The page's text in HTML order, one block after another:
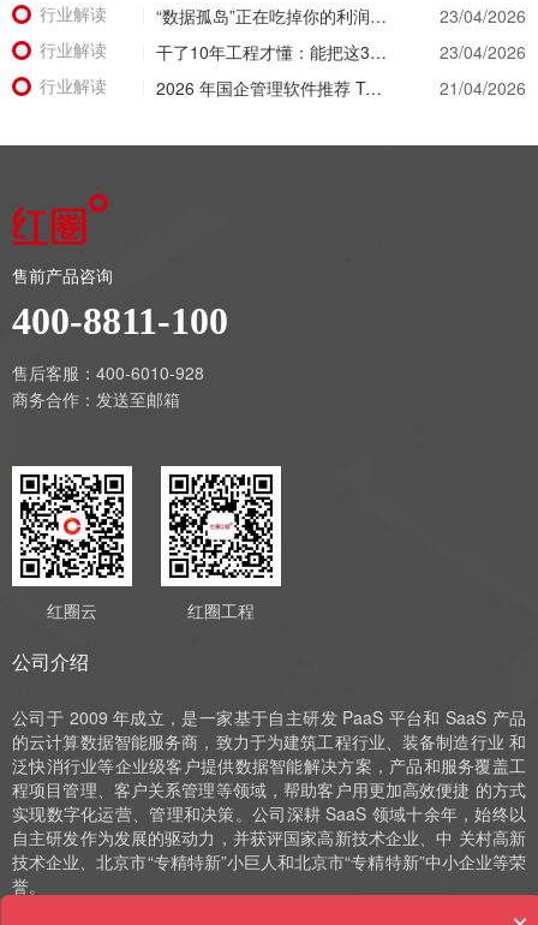
行业解读
“数据孤岛”正在吃掉你的利润！2026建筑公司项目管理软件破局之道
23/04/2026
行业解读
干了10年工程才懂：能把这3个数据管明白的工程项目管理软件，才是真神器!
23/04/2026
行业解读
2026 年国企管理软件推荐 Top 5 盘点：核心功能与适用场景深度解析 21/04/2026
售前产品咨询
400-8811-100
售后客服：400-6010-928
商务合作： 发送至邮箱
红圈云 红圈工程
公司介绍
公司于 2009 年成立，是一家基于自主研发 PaaS 平台和 SaaS 产品
的云计算数据智能服务商，致力于为建筑工程行业、装备制造行业 和
泛快消行业等企业级客户提供数据智能解决方案，产品和服务覆盖工
程项目管理、客户关系管理等领域，帮助客户用更加高效便捷 的方式
实现数字化运营、管理和决策。公司深耕 SaaS 领域十余年，始终以
自主研发作为发展的驱动力，并获评国家高新技术企业、中 关村高新
技术企业、北京市“专精特新”小巨人和北京市“专精特新”中小企业等荣
誉。